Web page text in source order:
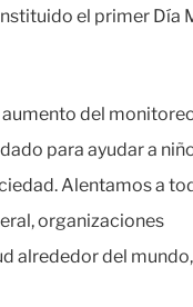
el primer Día
del
para ayudar a
Alentamos a
organizaciones
alrededor del